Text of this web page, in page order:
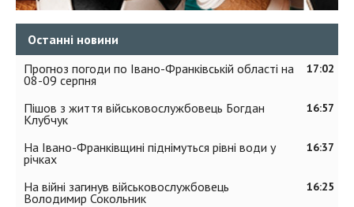
Останні новини
17:02
Прогноз погоди по Івано-Франківській області на
08-09 серпня
16:57
Пішов з життя військовослужбовець Богдан
Клубчук
16:37
На Івано-Франківщині піднімуться рівні води у
річках
16:25
На війні загинув військовослужбовець
Володимир Сокольник